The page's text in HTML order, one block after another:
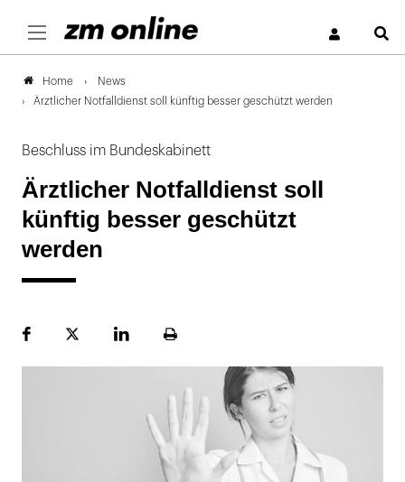
Home
News
Ärztlicher Notfalldienst soll künftig besser geschützt werden
Beschluss im Bundeskabinett
Ärztlicher Notfalldienst soll
künftig besser geschützt
werden
FacebookPlattformLinekdInSeite